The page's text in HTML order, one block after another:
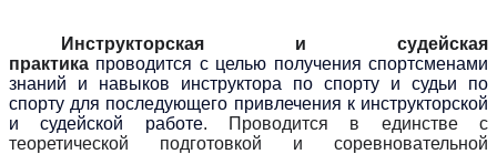
Инструкторская и судейская
практика проводится с целью получения спортсменами
знаний и навыков инструктора по спорту и судьи по
спорту для последующего привлечения к инструкторской
и судейской работе. Проводится в единстве с
теоретической подготовкой и соревновательной